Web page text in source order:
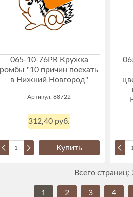
065-10-76PR Кружка
ромбы "10 причин поехать
в Нижний Новгород"
Артикул: 88722
312,40 руб.
Купить
Всего страниц:
1 2 3 4